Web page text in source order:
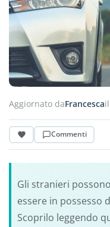
Aggiornato daFrancesca
Commenti
Gli stranieri
essere in possesso
Scoprilo leggendo